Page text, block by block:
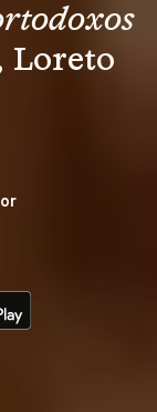
Loreto